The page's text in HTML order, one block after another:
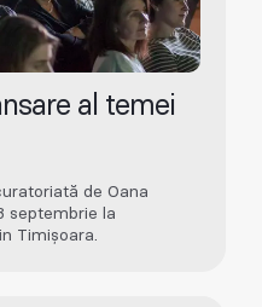
al temei
de Oana
septembrie la
Timișoara.